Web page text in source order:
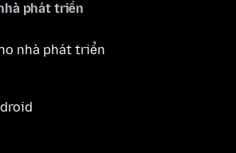
phát triển
nhà phát triển